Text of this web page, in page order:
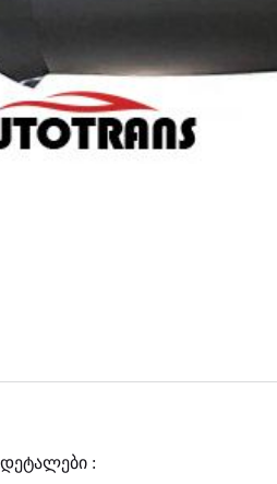
დეტალები :